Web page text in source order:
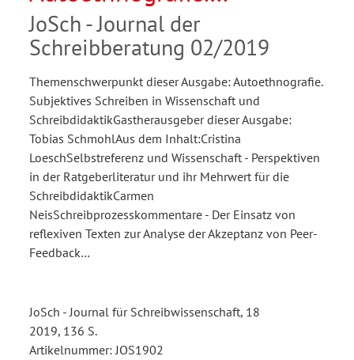
Subjektives Schreiben in
Wissenschaft und
Schreibdidaktik
JoSch - Journal der
Schreibberatung 02/2019
Themenschwerpunkt dieser Ausgabe: Autoethnografie.
Subjektives Schreiben in Wissenschaft und
SchreibdidaktikGastherausgeber dieser Ausgabe:
Tobias SchmohlAus dem Inhalt:Cristina
LoeschSelbstreferenz und Wissenschaft - Perspektiven
in der Ratgeberliteratur und ihr Mehrwert für die
SchreibdidaktikCarmen
NeisSchreibprozesskommentare - Der Einsatz von
reflexiven Texten zur Analyse der Akzeptanz von Peer-
Feedback…
JoSch - Journal für Schreibwissenschaft, 18
2019, 136 S.
Artikelnummer: JOS1902